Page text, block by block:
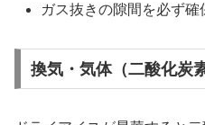
ガス抜きの隙間を必ず確
換気・気体（二酸化炭